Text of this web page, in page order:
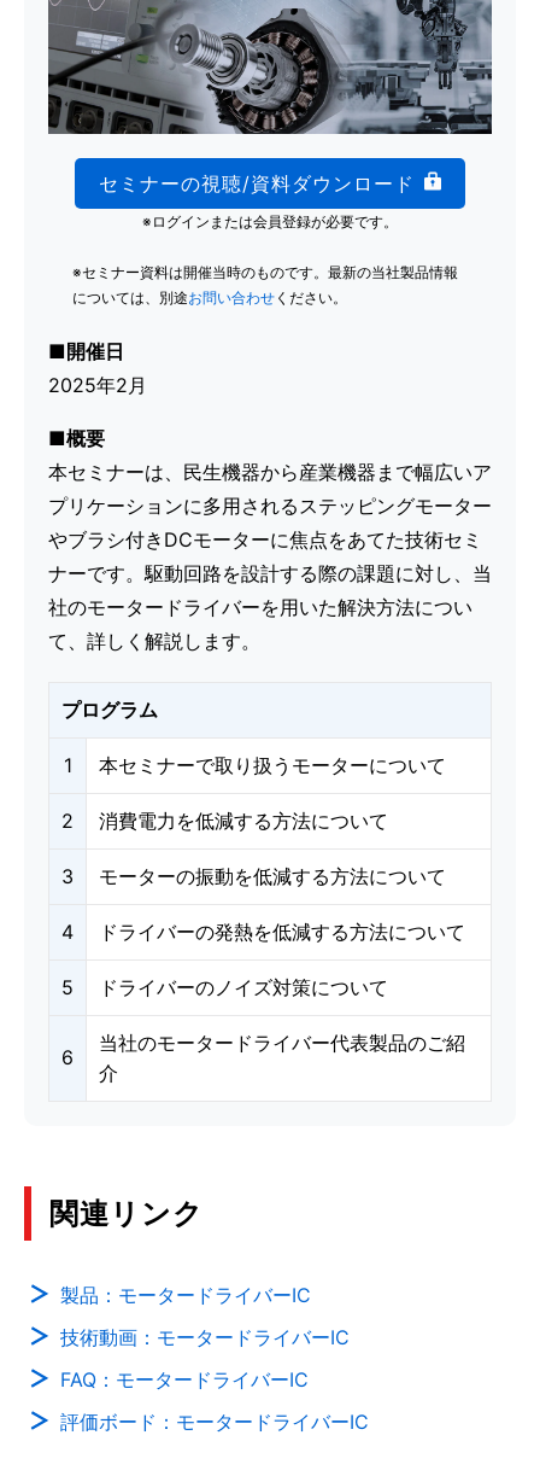
セミナーの視聴/資料ダウンロード
※ログインまたは会員登録が必要です。
※セミナー資料は開催当時のものです。最新の当社製品情報
については、別途お問い合わせ ください。
■開催日
2025年2月
■概要
本セミナーは、民生機器から産業機器まで幅広いア
プリケーションに多用されるステッピングモーター
やブラシ付きDCモーターに焦点をあてた技術セミ
ナーです。駆動回路を設計する際の課題に対し、当
社のモータードライバーを用いた解決方法につい
て、詳しく解説します。
プログラム
1 本セミナーで取り扱うモーターについて
2 消費電力を低減する方法について
3 モーターの振動を低減する方法について
4 ドライバーの発熱を低減する方法について
5 ドライバーのノイズ対策について
6
当社のモータードライバー代表製品のご紹
介
関連リンク
製品：モータードライバーIC
技術動画：モータードライバーIC
FAQ：モータードライバーIC
評価ボード：モータードライバーIC